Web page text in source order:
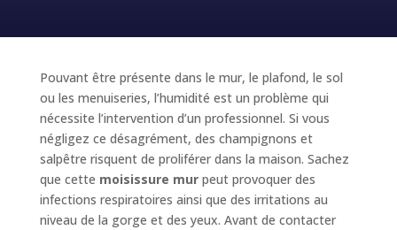
Pouvant être présente dans le mur, le plafond, le sol
ou les menuiseries, l’humidité est un problème qui
nécessite l’intervention d’un professionnel. Si vous
négligez ce désagrément, des champignons et
salpêtre risquent de proliférer dans la maison. Sachez
que cette moisissure murpeut provoquer des
infections respiratoires ainsi que des irritations au
niveau de la gorge et des yeux. Avant de contacter